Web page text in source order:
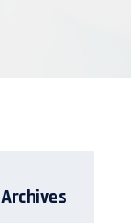
Archives